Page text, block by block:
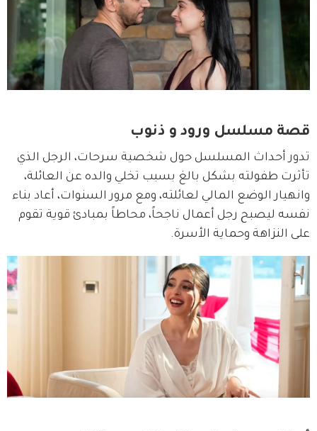
قصة مسلسل ورود و ذنوب
تدور أحداث المسلسل حول شخصية سرحات، الرجل الذي
تأثرت طفولته بشكل بالغ بسبب تخلي والده عن العائلة،
وانهيار الوضع المالي لعائلته، ومع مرور السنوات، أعاد بناء
نفسه ليصبح رجل أعمال ناجحاً، محاطاً بمبادئ قوية تقوم
على النزاهة وحماية الأسرة.